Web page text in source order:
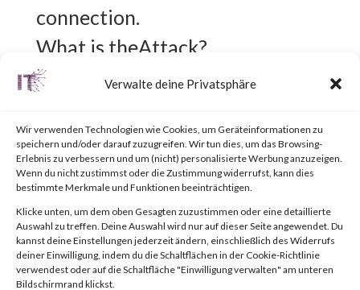
Verwalte deine Privatsphäre
Wir verwenden Technologien wie Cookies, um Geräteinformationen zu
speichern und/oder darauf zuzugreifen. Wir tun dies, um das Browsing-
Erlebnis zu verbessern und um (nicht) personalisierte Werbung anzuzeigen.
Wenn du nicht zustimmst oder die Zustimmung widerrufst, kann dies
bestimmte Merkmale und Funktionen beeinträchtigen.
Klicke unten, um dem oben Gesagten zuzustimmen oder eine detaillierte
Auswahl zu treffen. Deine Auswahl wird nur auf dieser Seite angewendet. Du
kannst deine Einstellungen jederzeit ändern, einschließlich des Widerrufs
deiner Einwilligung, indem du die Schaltflächen in der Cookie-Richtlinie
verwendest oder auf die Schaltfläche "Einwilligung verwalten" am unteren
Bildschirmrand klickst.
connection.
What is theAttack?
A newly identified Distributed
attack technique is used in the
wild. This DDoS attack, known
as ‘HTTP/2 Rapid
Reset’, leverages a flaw in the
implementation of protocol
HTTP/2.This HTTP/2